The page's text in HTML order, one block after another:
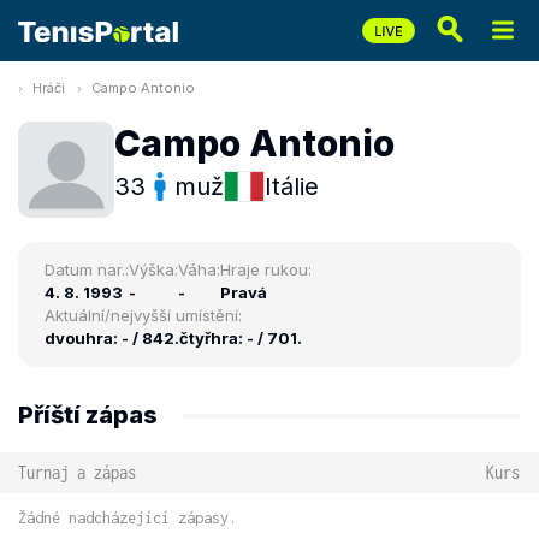
Hráči Campo Antonio
Campo Antonio
33 muž Itálie
Datum nar.:
4. 8. 1993
Výška:
-
Váha:
-
Hraje rukou:
Pravá
Aktuální/nejvyšší umístění:
dvouhra: - / 842.čtyřhra: - / 701.
Příští zápas
Turnaj a zápas Kurs
Žádné nadcházející zápasy.